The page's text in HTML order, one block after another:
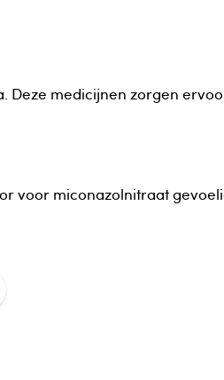
Deze medicijnen zorgen
voor miconazolnitraat